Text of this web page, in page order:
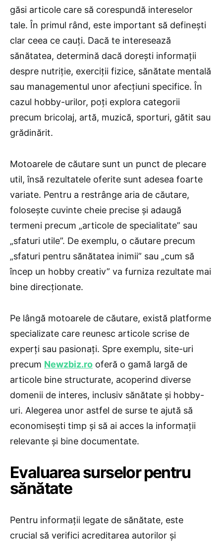
găsi articole care să corespundă intereselor
tale. În primul rând, este important să definești
clar ceea ce cauți. Dacă te interesează
sănătatea, determină dacă dorești informații
despre nutriție, exerciții fizice, sănătate mentală
sau managementul unor afecțiuni specifice. În
cazul hobby-urilor, poți explora categorii
precum bricolaj, artă, muzică, sporturi, gătit sau
grădinărit.
Motoarele de căutare sunt un punct de plecare
util, însă rezultatele oferite sunt adesea foarte
variate. Pentru a restrânge aria de căutare,
folosește cuvinte cheie precise și adaugă
termeni precum „articole de specialitate” sau
„sfaturi utile”. De exemplu, o căutare precum
„sfaturi pentru sănătatea inimii” sau „cum să
încep un hobby creativ” va furniza rezultate mai
bine direcționate.
Pe lângă motoarele de căutare, există platforme
specializate care reunesc articole scrise de
experți sau pasionați. Spre exemplu, site-uri
precum Newzbiz.ro oferă o gamă largă de
articole bine structurate, acoperind diverse
domenii de interes, inclusiv sănătate și hobby-
uri. Alegerea unor astfel de surse te ajută să
economisești timp și să ai acces la informații
relevante și bine documentate.
Evaluarea surselor pentru
sănătate
Pentru informații legate de sănătate, este
crucial să verifici acreditarea autorilor și